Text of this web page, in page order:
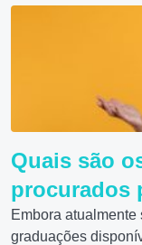
Quais são
procurados
Embora
graduações